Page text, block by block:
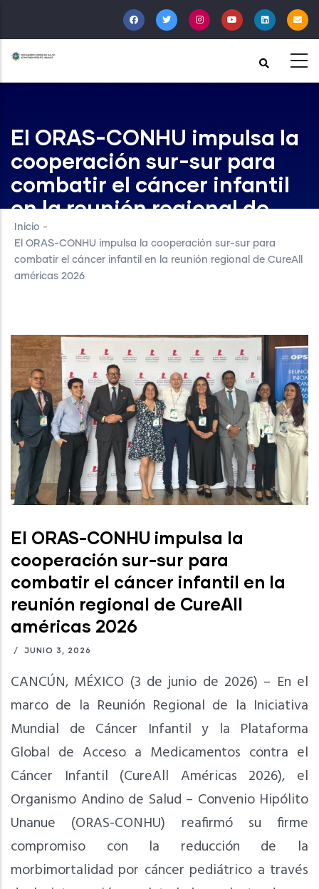
al
contenido
principal
El ORAS-CONHU impulsa la
cooperación sur-sur para
combatir el cáncer infantil
en la reunión regional de
CureAll américas 2026
Inicio -
El ORAS-CONHU impulsa la cooperación sur-sur para
combatir el cáncer infantil en la reunión regional de CureAll
américas 2026
El ORAS-CONHU impulsa la
cooperación sur-sur para
combatir el cáncer infantil en la
reunión regional de CureAll
américas 2026
/ JUNIO 3, 2026
CANCÚN, MÉXICO (3 de junio de 2026) – En el
marco de la Reunión Regional de la Iniciativa
Mundial de Cáncer Infantil y la Plataforma
Global de Acceso a Medicamentos contra el
Cáncer Infantil (CureAll Américas 2026), el
Organismo Andino de Salud – Convenio Hipólito
Unanue (ORAS-CONHU) reafirmó su firme
compromiso con la reducción de la
morbimortalidad por cáncer pediátrico a través